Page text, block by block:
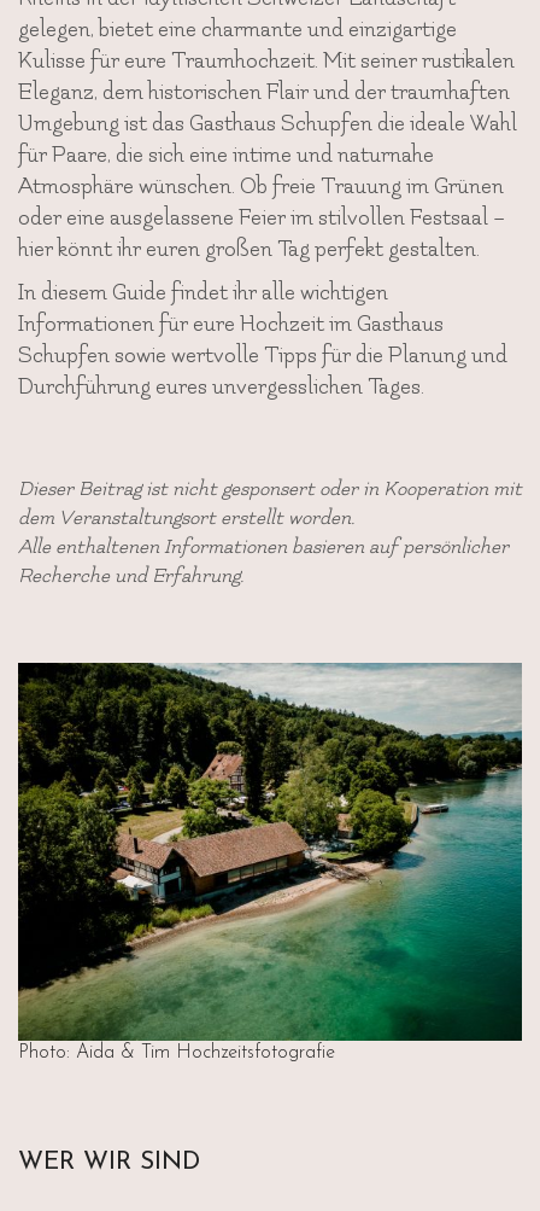
gelegen, bietet eine charmante und einzigartige
Kulisse für eure Traumhochzeit. Mit seiner rustikalen
Eleganz, dem historischen Flair und der traumhaften
Umgebung ist das Gasthaus Schupfen die ideale Wahl
für Paare, die sich eine intime und naturnahe
Atmosphäre wünschen. Ob freie Trauung im Grünen
oder eine ausgelassene Feier im stilvollen Festsaal –
hier könnt ihr euren großen Tag perfekt gestalten.
In diesem Guide findet ihr alle wichtigen
Informationen für eure Hochzeit im Gasthaus
Schupfen sowie wertvolle Tipps für die Planung und
Durchführung eures unvergesslichen Tages.
Dieser Beitrag ist nicht gesponsert oder in Kooperation mit
dem Veranstaltungsort erstellt worden.
Alle enthaltenen Informationen basieren auf persönlicher
Recherche und Erfahrung.
Photo: Aida & Tim Hochzeitsfotografie
WER WIR SIND